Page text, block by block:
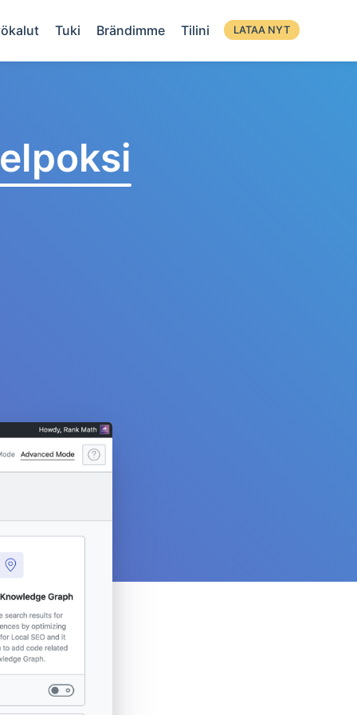
Tuki Brändimme Tilini LATAA NYT